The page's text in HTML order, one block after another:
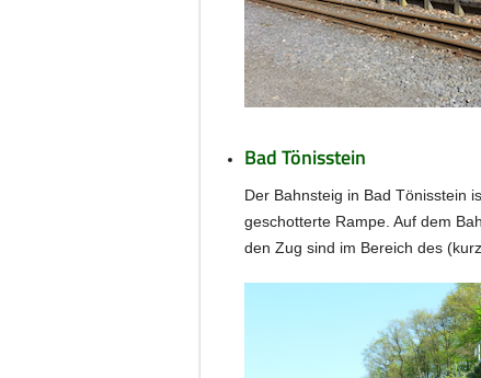
Bad Tönisstein
Der Bahnsteig in Bad Tönisstein
geschotterte Rampe. Auf dem
den Zug sind im Bereich des